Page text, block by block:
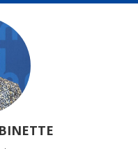
BINETTE